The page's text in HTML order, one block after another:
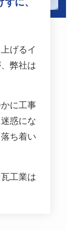
げるイ
弊社は
に工事
惑にな
ち着い
工業は